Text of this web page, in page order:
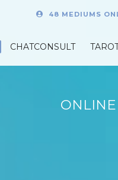
48 MEDIUMS
CHATCONSULT